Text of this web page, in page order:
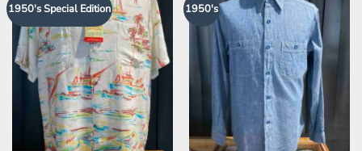
1950's Special Edition
Zur
Wunschliste
hinzufügen
1950's
Zur
Wunschliste
hinzufügen